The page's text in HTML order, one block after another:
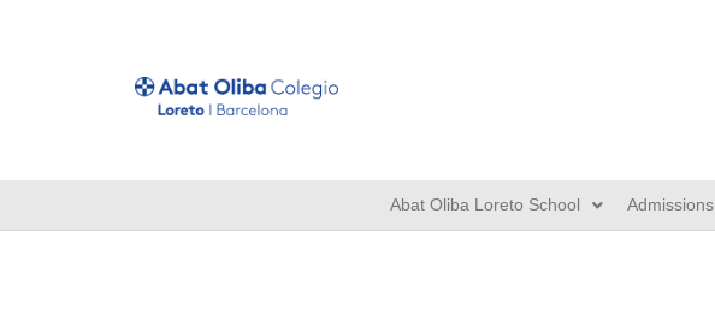
Abat Oliba Loreto School Admissions